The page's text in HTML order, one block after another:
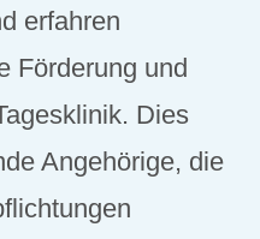
erfahren
Förderung und
Dies
Angehörige, die